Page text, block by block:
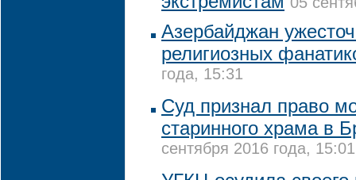
Азербайджан
религиозных
года, 15:31
Суд признал право
старинного храма в
сентября 2016 года, 15:01